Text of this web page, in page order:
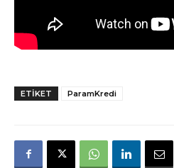
ETIKET ParamKredi